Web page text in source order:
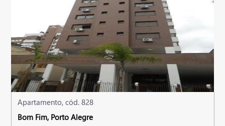
Apartamento, cód. 828
Bom Fim, Porto Alegre